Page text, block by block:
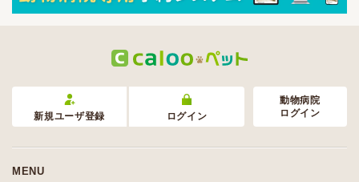
新規ユーザ登録 ログイン
動物病院
ログイン
MENU